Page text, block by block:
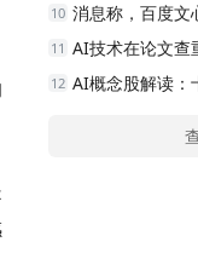
10 消息称，百度文心 4.5 模型预
11 AI技术在论文查
12 AI概念股解读：